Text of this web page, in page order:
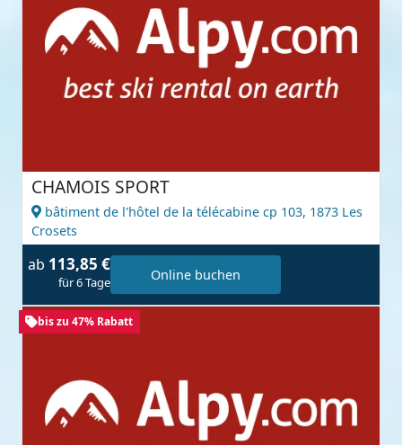
CHAMOIS SPORT
bâtiment de l'hôtel de la télécabine cp 103, 1873 Les
Crosets
ab 113,85 €
für 6 Tage Online buchen
bis zu 47% Rabatt